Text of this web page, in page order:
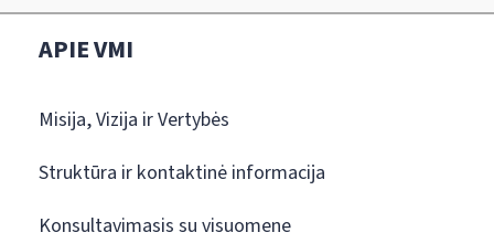
APIE VMI
Misija, Vizija ir Vertybės
Struktūra ir kontaktinė informacija
Konsultavimasis su visuomene